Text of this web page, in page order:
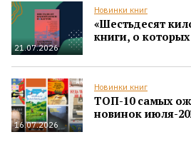
21.07.2026
Новинки книг
«Шестьдесят
книги, о которых
16.07.2026
Новинки книг
ТОП-10 самых
новинок июля-